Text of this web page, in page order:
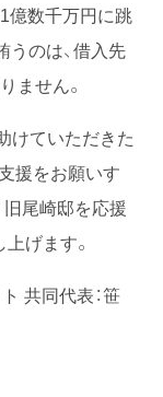
億数千万円に跳
のは、借入先
ません。
けていただきた
援をお願いす
旧尾崎邸を応援
げます。
共同代表：笹